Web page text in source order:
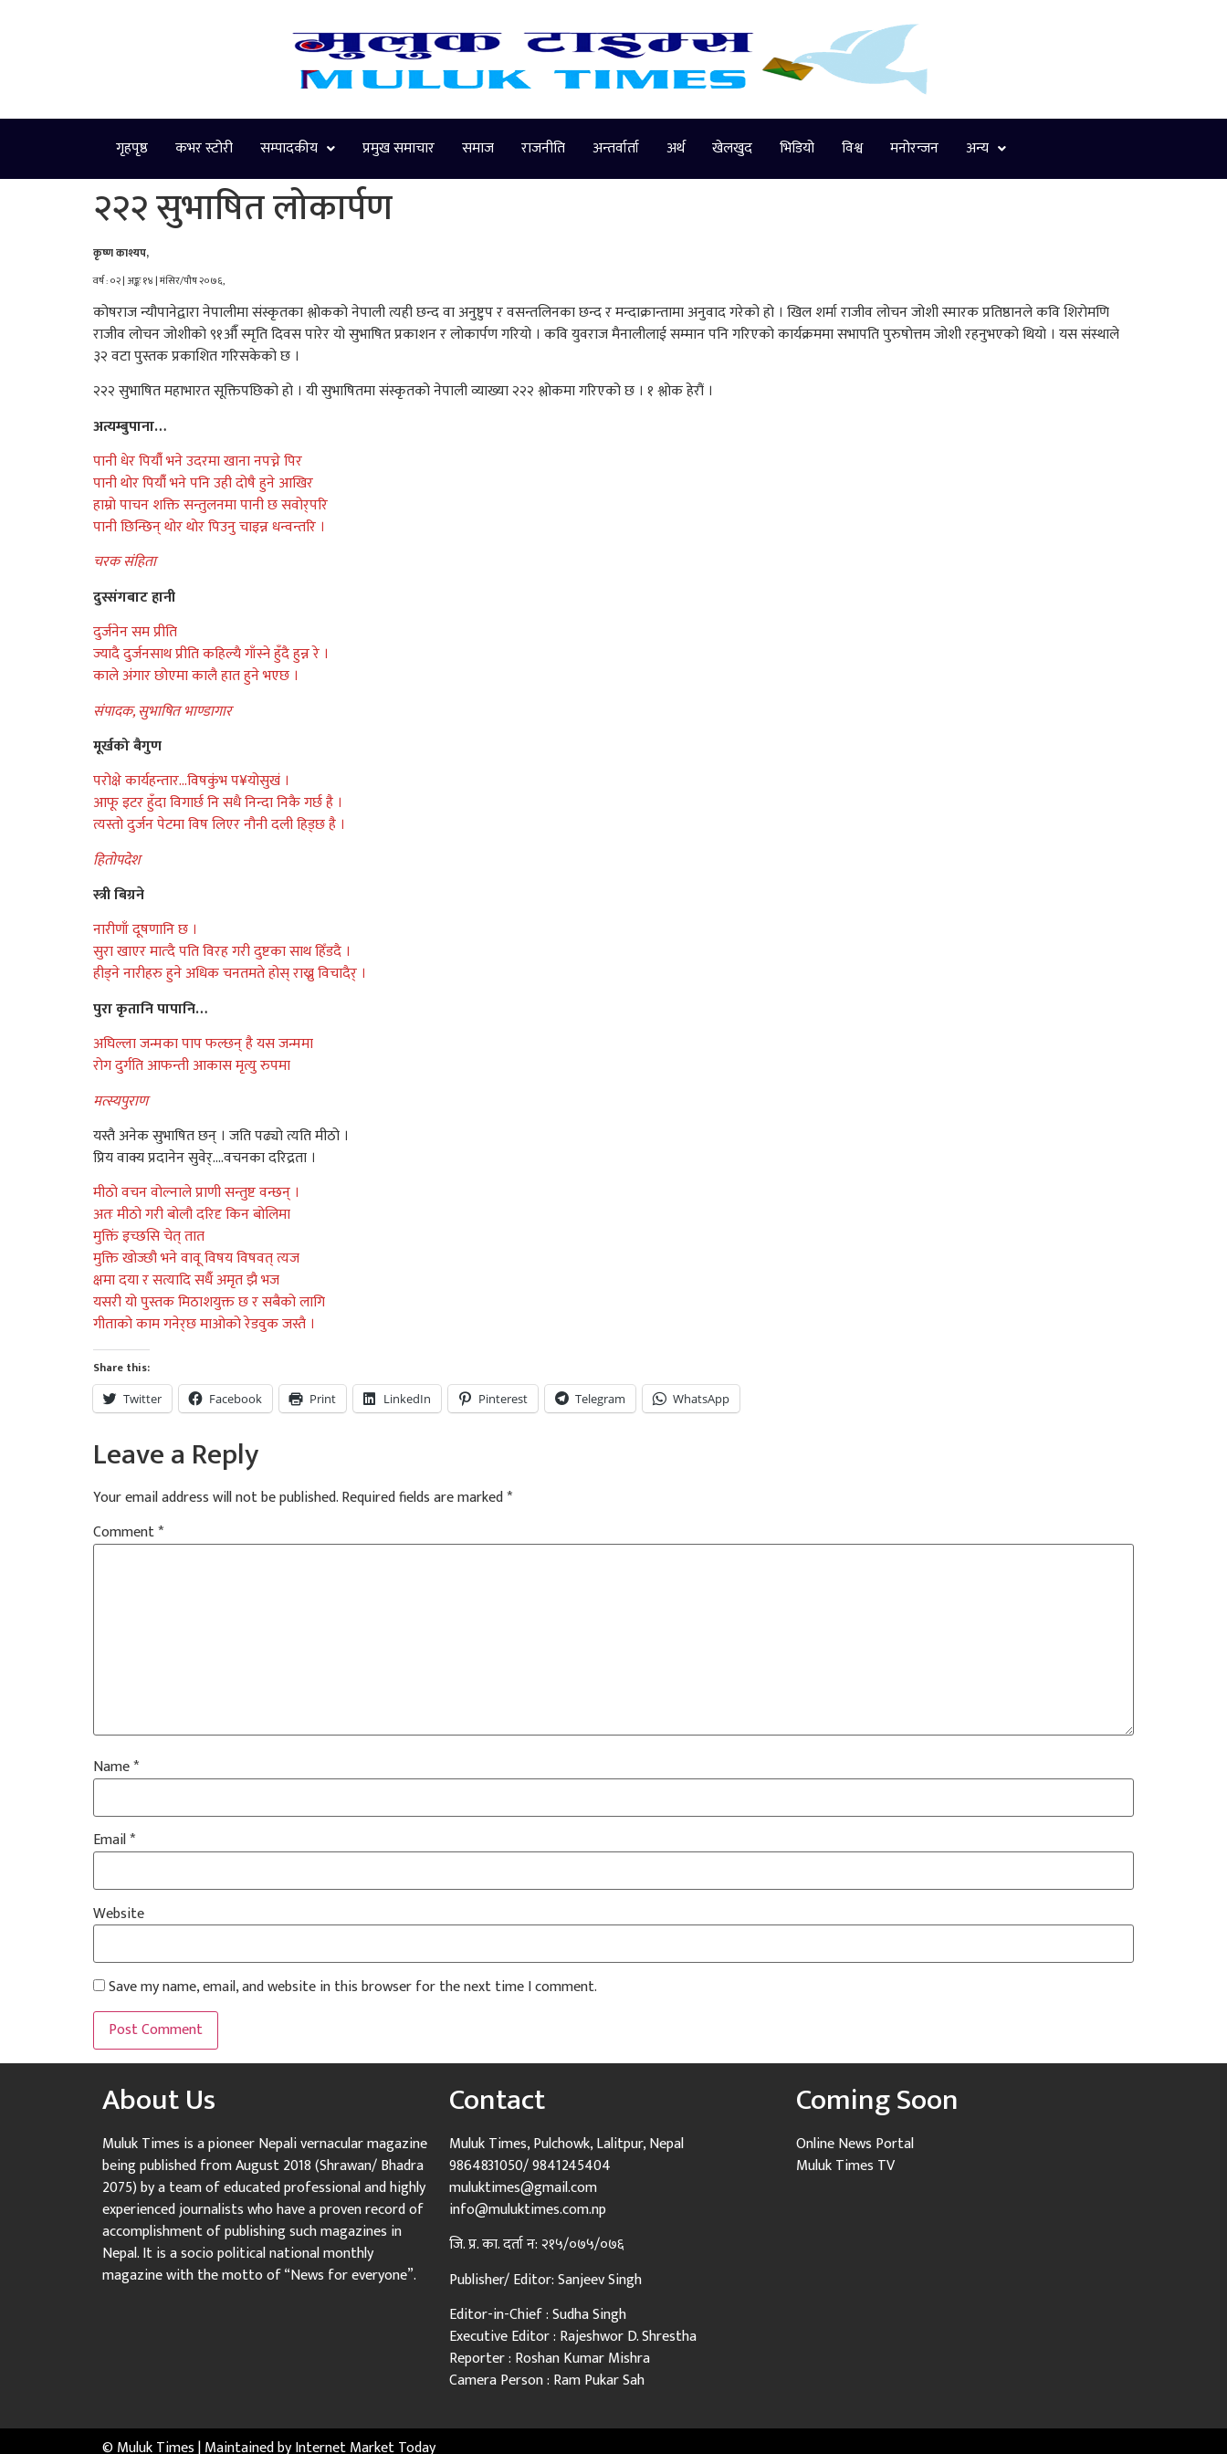
गृहपृष्ठ कभर स्टोरी सम्पादकीय प्रमुख समाचार समाज राजनीति अन्तर्वार्ता अर्थ खेलखुद भिडियो विश्व मनोरन्जन अन्य
२२२ सुभाषित लो‌‌कार्प‌ण
कृष्ण काश्यप,
वर्ष‌‌‌‌‌‌ : ०२ | अङ्कः १४ | मंसिर/पौष २०७६,
कोषर‌ाज न्यौ‌पाने‌‌द्वार‌ा ने‌‌पालीमा संस्कृतका श्लो‌‌कको‌‌ ने‌‌पाली त्यही छन्द वा अनुष्टुप र‌ वसन्तलिनका छन्द र मन्दाक्रान्तामा अनुवाद गरेको हो । खिल शर्मा‌ र‌ाजीव लो‌‌चन जो‌‌शी स्मार‌क प्रतिष्ठानले‌‌ कवि शिर‌ो‌‌मणि
र‌ाजीव लो‌‌चन जो‌‌शीको‌‌ ९१औ‌ँ स्मृति दिवस पार‌े‌‌र‌ यो‌‌ सुभाषित प्रकाशन र‌ लो‌‌कार्प‌ण गरि‌यो‌‌ । कवि युवर‌ाज मै‌नालीलाई‌ सम्मान पनि गरि‌एको‌‌ कार्य‌क्रममा सभापति पुरुषो‌‌त्तम जो‌‌शी र‌हनुभएको‌‌ थियो‌‌ । यस संस्थाले‌‌
३२ वटा पुस्तक प्रकाशित गरि‌सके‌‌को‌‌ छ ।
२२२ सुभाषित महाभार‌त सूक्तिपछिको‌‌ हो‌‌ । यी सुभाषितमा संस्कृतको‌‌ ने‌‌पाली व्याख्या २२२ श्लो‌‌कमा गरि‌एको‌‌ छ । १ श्लो‌‌क हेरौं ।
अत्यम्बुपाना…
पानी धे‌‌र‌ पियौ‌ँ भने‌‌ उदर‌मा खाना नपच्ने‌‌ पिर‌
पानी थो‌‌र‌ पियौ‌ँ भने‌‌ पनि उही दो‌‌षै‌ हुने‌‌ आखिर
हाम्रो‌‌ पाचन शक्ति सन्तुलनमा पानी छ सवो‌र्‌‌परि‌
पानी छिन्छिन् थो‌‌र‌ थो‌‌र‌ पिउनु चाइन्न धन्वन्तरि‌ ।
चर‌क संहिता
दुस्संगबाट हानी
दुर्ज‌ने‌‌न सम प्रीति
ज्यादै‌ दुर्ज‌नसाथ प्रीति कहिल्यै‌ गाँस्ने‌‌ हुँदै‌ हुन्न र‌े‌‌ ।
काले‌‌ अंगार‌ छो‌‌एमा कालै‌ हात हुने‌‌ भएछ ।
संपादक, सुभाषित भाण्डागार‌
मूर्ख‌को‌‌ बै‌गुण
पर‌ो‌‌क्षे‌‌ कार्य‌हन्तार‌…विषकुंभ प¥यो‌‌सुखं ।
आफू इटर‌ हुँदा विगार्छ‌ नि सधै‌ निन्दा निकै‌ गर्छ‌ है‌ ।
त्यस्तो‌‌ दुर्ज‌न पे‌‌टमा विष लिएर‌ नौ‌नी दली हिड्छ है‌ ।
हितो‌‌पदे‌‌श
स्त्री बिग्रने‌‌
नार‌ीणाँ दूषणानि छ ।
सुर‌ा खाएर‌ मात्दै‌ पति विर‌ह गर‌ी दुष्टका साथ हिँडदै‌ ।
हीड्ने‌‌ नार‌ीहरु हुने‌‌ अधिक चनतमते‌‌ हो‌‌स् र‌ाख्नु विचादैर्‌‌ ।
पुर‌ा कृतानि पापानि…
अघिल्ला जन्मका पाप फल्छन् है‌ यस जन्ममा
र‌ो‌‌ग दुर्ग‌ति आफन्ती आकास मृत्यु रुपमा
मत्स्यपुर‌ाण
यस्तै‌ अने‌‌क सुभाषित छन् । जति पढ्यो‌‌ त्यति मीठो‌‌ ।
प्रिय वाक्य प्रदाने‌‌न सुवे‌र्‌‌….वचन‌का दरि‌द्रता ।
मीठो‌‌ वचन वो‌‌ल्नाले‌‌ प्राणी सन्तुष्ट वन्छन् ।
अतः मीठो‌‌ गर‌ी बो‌‌लौ‌ दरि‌दृ किन बो‌‌लिमा
मुक्तिं इच्छसि चे‌‌त् तात
मुक्ति खो‌‌ज्छौ‌ भने‌‌ वावू विषय विषवत् त्यज
क्षमा दया र‌ सत्यादि सधै‌ँ अमृत झै भज
यसर‌ी यो‌‌ पुस्तक मिठाशयुक्त छ र‌ सबै‌को‌‌ लागि
गीताको‌‌ काम गने‌र्‌‌छ माओ‌‌को‌‌ र‌े‌‌डवुक जस्तै‌ ।
Share this:
Twitter Facebook Print LinkedIn Pinterest Telegram WhatsApp
Leave a Reply
Your email address will not be published.Required fields are marked*
Comment*
Name*
Email*
Website
Save my name, email, and website in this browser for the next time I comment.
About Us
Muluk Times is a pioneer Nepali vernacular magazine
being published from August 2018 (Shrawan/ Bhadra
2075) by a team of educated professional and highly
experienced journalists who have a proven record of
accomplishment of publishing such magazines in
Nepal. It is a socio political national monthly
magazine with the motto of “News for everyone”.
Contact
Muluk Times, Pulchowk, Lalitpur, Nepal
9864831050/ 9841245404
muluktimes@gmail.com
info@muluktimes.com.np
जि. प्र. का. दर्ता न: २१५/०७५/०७६
Publisher/ Editor: Sanjeev Singh
Editor-in-Chief : Sudha Singh
Executive Editor : Rajeshwor D. Shrestha
Reporter : Roshan Kumar Mishra
Camera Person : Ram Pukar Sah
Coming Soon
Online News Portal
Muluk Times TV
© Muluk Times | Maintained byInternet Market Today